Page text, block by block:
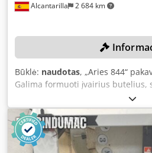
Alcantarilla 2 684 km
Būklė: naudotas, „Aries 844“
Galima formuoti įvairius butelius,
Maksimalus našumas – 9000
po 130 g (1 x 2 x 1) (1 x 1 x 2)
x 2 x 1) Pakuotė po 230 g (1 x 1 x
mm plotis 40 kW prijungtoji galia
karšto lydalo įrenginys Dedpfx